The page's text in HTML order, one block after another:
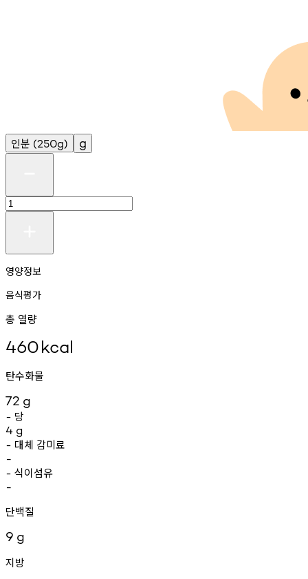
인분 (250g) g
영양정보
음식평가
총 열량
460kcal
탄수화물
72 g
- 당
4 g
- 대체 감미료
-
- 식이섬유
-
단백질
9 g
지방